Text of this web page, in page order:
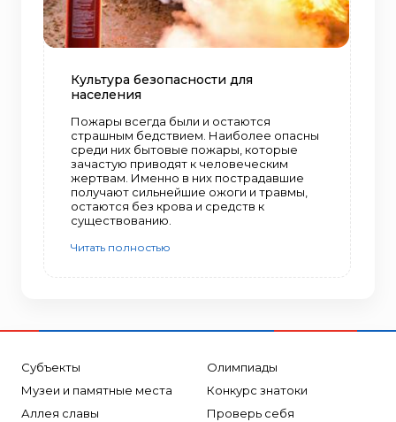
Культура безопасности для
населения
Пожары всегда были и остаются
страшным бедствием. Наиболее опасны
среди них бытовые пожары, которые
зачастую приводят к человеческим
жертвам. Именно в них пострадавшие
получают сильнейшие ожоги и травмы,
остаются без крова и средств к
существованию.
Читать полностью
Субъекты
Музеи и памятные места
Аллея славы
Олимпиады
Конкурс знатоки
Проверь себя